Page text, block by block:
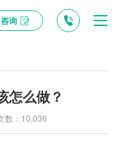
询
怎么做？
数：10,036